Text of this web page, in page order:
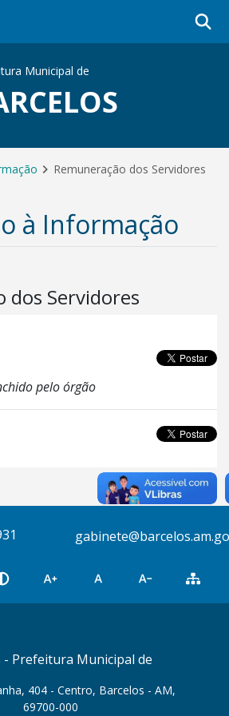
Municipal de
Remuneração dos Servidores
à Informação
dos Servidores
pelo órgão
- Prefeitura Municipal de
404 - Centro, Barcelos - AM,
69700-000